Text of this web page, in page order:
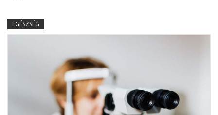
EGÉSZSÉG